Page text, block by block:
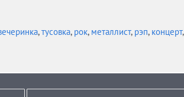
,тусовка, рок, металлист, рэп, концерт,